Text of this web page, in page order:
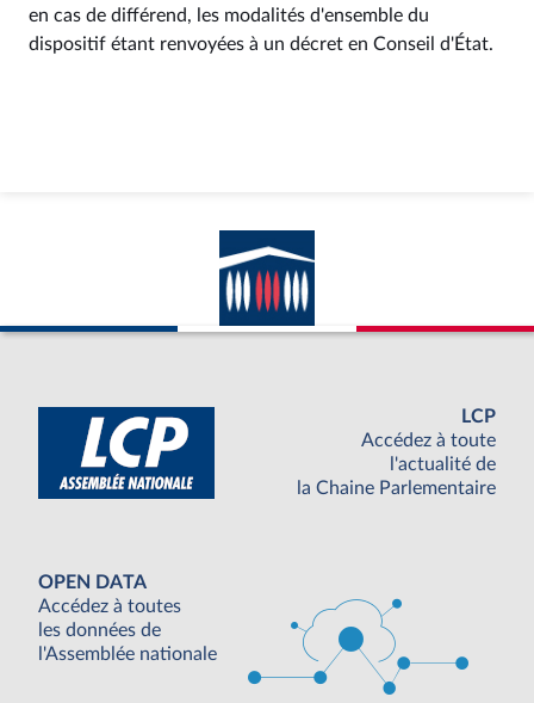
en cas de différend, les modalités d'ensemble du
dispositif étant renvoyées à un décret en Conseil d'État.
LCP
Accédez à toute
l'actualité de
la Chaine Parlementaire
OPEN DATA
Accédez à toutes
les données de
l'Assemblée nationale